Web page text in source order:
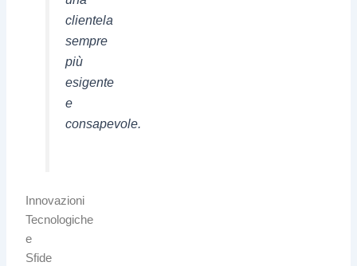
clientela
sempre
più
esigente
e
consapevole.
Innovazioni
Tecnologiche
e
Sfide